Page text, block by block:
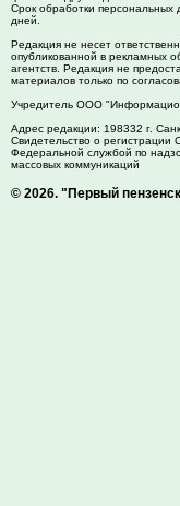
Срок обработки
дней.
Редакция не несет
опубликованной в рекламных
агентств. Редакция не
материалов только по
Учредитель ООО
Адрес редакции: 198332 г.
Свидетельство о
Федеральной службой по
массовых коммуникаций
© 2026. "Первый